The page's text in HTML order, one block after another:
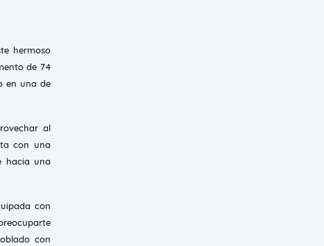
hermoso
de 74
en una de
al
con una
hacia una
con
con